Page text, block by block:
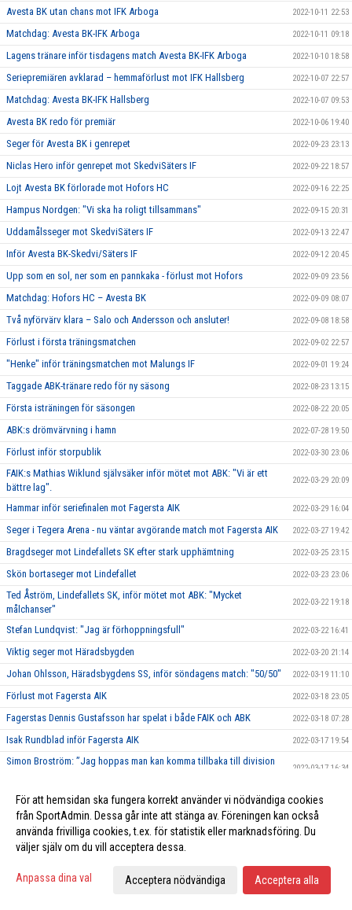
Avesta BK utan chans mot IFK Arboga 2022-10-11 22:53
Matchdag: Avesta BK-IFK Arboga 2022-10-11 09:18
Lagens tränare inför tisdagens match Avesta BK-IFK Arboga 2022-10-10 18:58
Seriepremiären avklarad – hemmaförlust mot IFK Hallsberg 2022-10-07 22:57
Matchdag: Avesta BK-IFK Hallsberg 2022-10-07 09:53
Avesta BK redo för premiär 2022-10-06 19:40
Seger för Avesta BK i genrepet 2022-09-23 23:13
Niclas Hero inför genrepet mot SkedviSäters IF 2022-09-22 18:57
Lojt Avesta BK förlorade mot Hofors HC 2022-09-16 22:25
Hampus Nordgen: "Vi ska ha roligt tillsammans" 2022-09-15 20:31
Uddamålsseger mot SkedviSäters IF 2022-09-13 22:47
Inför Avesta BK-Skedvi/Säters IF 2022-09-12 20:45
Upp som en sol, ner som en pannkaka - förlust mot Hofors 2022-09-09 23:56
Matchdag: Hofors HC – Avesta BK 2022-09-09 08:07
Två nyförvärv klara – Salo och Andersson och ansluter! 2022-09-08 18:58
Förlust i första träningsmatchen 2022-09-02 22:57
"Henke" inför träningsmatchen mot Malungs IF 2022-09-01 19:24
Taggade ABK-tränare redo för ny säsong 2022-08-23 13:15
Första isträningen för säsongen 2022-08-22 20:05
ABK:s drömvärvning i hamn 2022-07-28 19:50
Förlust inför storpublik 2022-03-30 23:06
FAIK:s Mathias Wiklund självsäker inför mötet mot ABK: "Vi är ett
bättre lag".
2022-03-29 20:09
Hammar inför seriefinalen mot Fagersta AIK 2022-03-29 16:04
Seger i Tegera Arena - nu väntar avgörande match mot Fagersta AIK 2022-03-27 19:42
Bragdseger mot Lindefallets SK efter stark upphämtning 2022-03-25 23:15
Skön bortaseger mot Lindefallet 2022-03-23 23:06
Ted Åström, Lindefallets SK, inför mötet mot ABK: "Mycket
målchanser"
2022-03-22 19:18
Stefan Lundqvist: "Jag är förhoppningsfull" 2022-03-22 16:41
Viktig seger mot Häradsbygden 2022-03-20 21:14
Johan Ohlsson, Häradsbygdens SS, inför söndagens match: "50/50" 2022-03-19 11:10
Förlust mot Fagersta AIK 2022-03-18 23:05
Fagerstas Dennis Gustafsson har spelat i både FAIK och ABK 2022-03-18 07:28
Isak Rundblad inför Fagersta AIK 2022-03-17 19:54
Simon Broström: ”Jag hoppas man kan komma tillbaka till division
2022-03-17 16:34
Marcus Blomqvist: "Avesta verkar ha ett stabilt lag" 2022-03-17 11:17
Nik Truden: "De förtjänar ta sig tillbaka till tvåan" 2022-03-16 18:35
Sternebäck tror på Avesta i kvalet 2022-03-16 13:01
Förlust mot Häradsbygden 2022-03-11 22:52
För att hemsidan ska fungera korrekt använder vi nödvändiga cookies
från SportAdmin. Dessa går inte att stänga av. Föreningen kan också
använda frivilliga cookies, t.ex. för statistik eller marknadsföring. Du
väljer själv om du vill acceptera dessa.
Anpassa dina val Acceptera nödvändiga Acceptera alla